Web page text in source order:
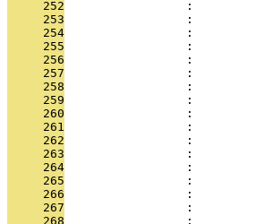
     252
:
     253
:
     254
:
     255
:
     256
:
     257
:
     258
:
     259
:
     260
:
     261
:
     262
:
     263
:
     264
:
     265
:
     266
:
     267
:
     268
: